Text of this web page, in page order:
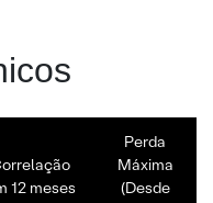
12 meses
Perda
Máxima
(Desde